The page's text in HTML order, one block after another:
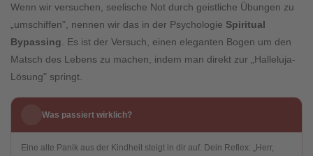
Wenn wir versuchen, seelische Not durch geistliche Übungen zu
„umschiffen", nennen wir das in der Psychologie Spiritual
Bypassing . Es ist der Versuch, einen eleganten Bogen um den
Matsch des Lebens zu machen, indem man direkt zur „Halleluja-
Lösung" springt.
Was passiert wirklich?
Eine alte Panik aus der Kindheit steigt in dir auf. Dein Reflex: „Herr,